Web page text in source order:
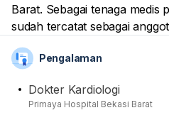
Barat. Sebagai tenaga medis
sudah tercatat sebagai
Dokter Spesialis
Dirinya dapat membantu para
termasuk dengan
dan pengobatan yang
Pengalaman
Dokter Kardiologi
Primaya Hospital Bekasi Barat